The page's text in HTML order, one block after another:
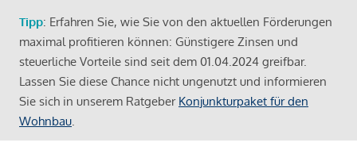
Tipp: Erfahren Sie, wie Sie von den aktuellen Förderungen
maximal profitieren können: Günstigere Zinsen und
steuerliche Vorteile sind seit dem 01.04.2024 greifbar.
Lassen Sie diese Chance nicht ungenutzt und informieren
Sie sich in unserem Ratgeber Konjunkturpaket für den
Wohnbau.